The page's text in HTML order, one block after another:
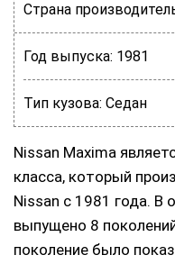
Страна
Год выпуска: 1981
Тип кузова: Седан
Nissan Maxima
класса, который
Nissan с 1981 года.
выпущено 8
поколение было